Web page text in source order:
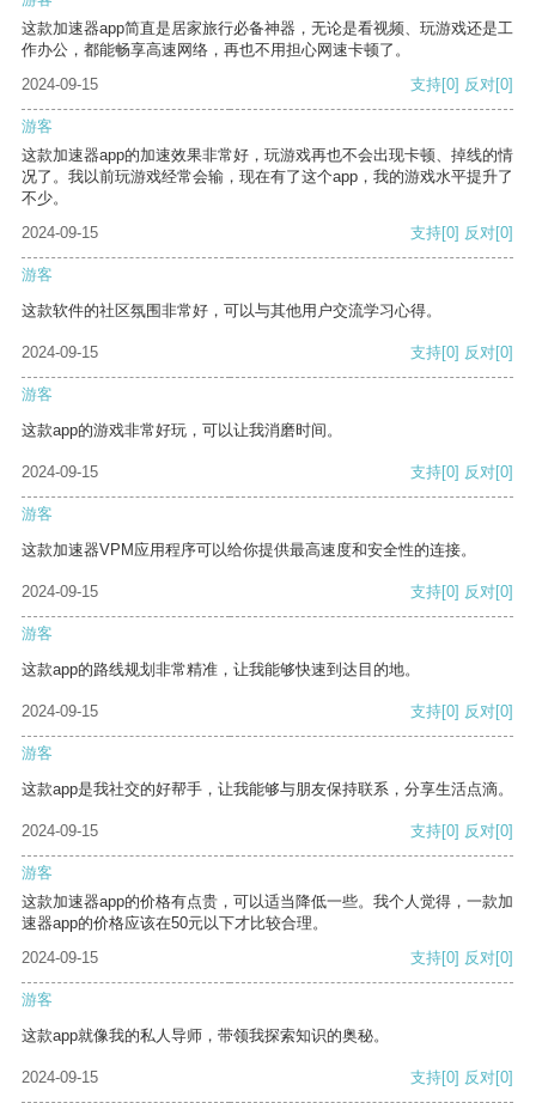
这款加速器app简直是居家旅行必备神器，无论是看视频、玩游戏还是工
作办公，都能畅享高速网络，再也不用担心网速卡顿了。
2024-09-15
支持[0] 反对[0]
游客
这款加速器app的加速效果非常好，玩游戏再也不会出现卡顿、掉线的情
况了。我以前玩游戏经常会输，现在有了这个app，我的游戏水平提升了
不少。
2024-09-15
支持[0] 反对[0]
游客
这款软件的社区氛围非常好，可以与其他用户交流学习心得。
2024-09-15 支持[0] 反对[0]
游客
这款app的游戏非常好玩，可以让我消磨时间。
2024-09-15 支持[0] 反对[0]
游客
这款加速器VPM应用程序可以给你提供最高速度和安全性的连接。
2024-09-15 支持[0] 反对[0]
游客
这款app的路线规划非常精准，让我能够快速到达目的地。
2024-09-15 支持[0] 反对[0]
游客
这款app是我社交的好帮手，让我能够与朋友保持联系，分享生活点滴。
2024-09-15 支持[0] 反对[0]
游客
这款加速器app的价格有点贵，可以适当降低一些。我个人觉得，一款加
速器app的价格应该在50元以下才比较合理。
2024-09-15
支持[0] 反对[0]
游客
这款app就像我的私人导师，带领我探索知识的奥秘。
2024-09-15 支持[0] 反对[0]